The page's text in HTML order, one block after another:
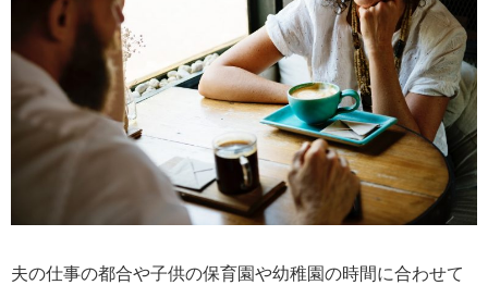
夫の仕事の都合や子供の保育園や幼稚園の時間に合わせて